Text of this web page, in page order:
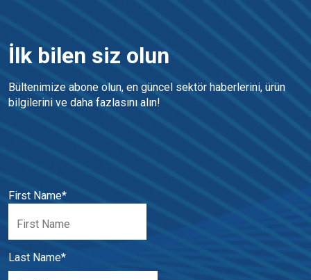
İlk bilen siz olun
Bültenimize abone olun, en güncel sektör haberlerini, ürün
bilgilerini ve daha fazlasını alın!
First Name*
Last Name*